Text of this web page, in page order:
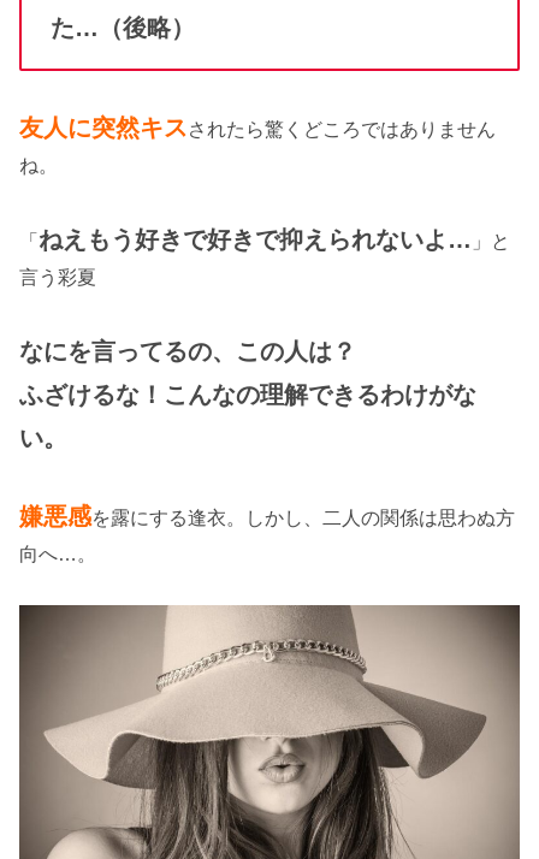
た…（後略）
友人に突然キスされたら驚くどころではありません
ね。
「 ねえもう好きで好きで抑えられないよ… 」と
言う彩夏
なにを言ってるの、この人は？
ふざけるな！こんなの理解できるわけがな
い。
嫌悪感を露にする逢衣。しかし、二人の関係は思わぬ方
向へ…。